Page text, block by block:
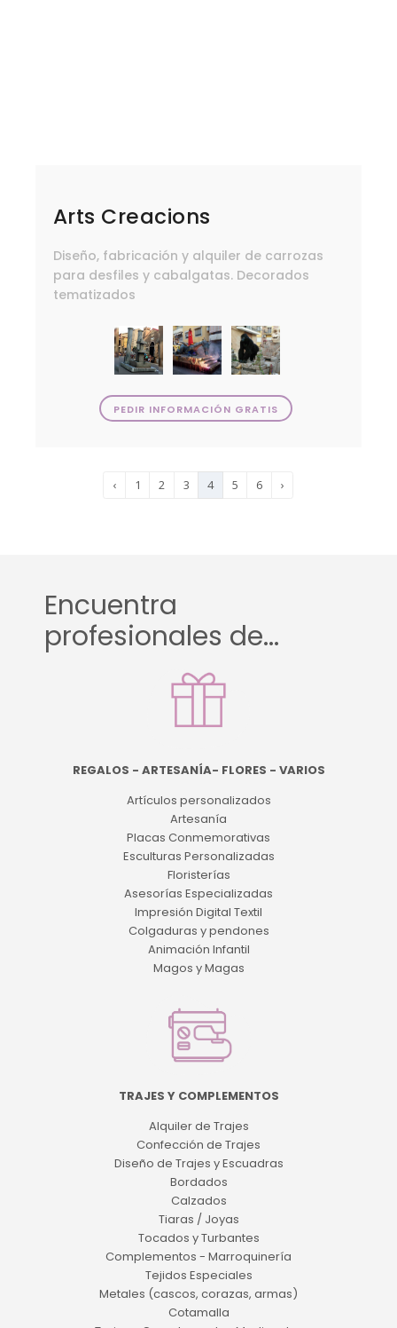
Arts Creacions
Diseño, fabricación y alquiler de carrozas
para desfiles y cabalgatas. Decorados
tematizados
PEDIR INFORMACIÓN GRATIS
‹ 1 2 3 4 5 6 ›
Encuentra
profesionales de...
REGALOS - ARTESANÍA- FLORES - VARIOS
Artículos personalizados
Artesanía
Placas Conmemorativas
Esculturas Personalizadas
Floristerías
Asesorías Especializadas
Impresión Digital Textil
Colgaduras y pendones
Animación Infantil
Magos y Magas
TRAJES Y COMPLEMENTOS
Alquiler de Trajes
Confección de Trajes
Diseño de Trajes y Escuadras
Bordados
Calzados
Tiaras / Joyas
Tocados y Turbantes
Complementos - Marroquinería
Tejidos Especiales
Metales (cascos, corazas, armas)
Cotamalla